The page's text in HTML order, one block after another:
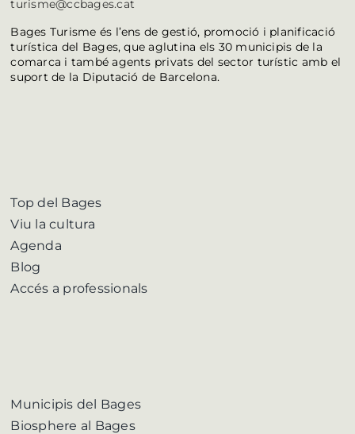
turisme@ccbages.cat
Bages Turisme és l’ens de gestió, promoció i planificació
turística del Bages, que aglutina els 30 municipis de la
comarca i també agents privats del sector turístic amb el
suport de la Diputació de Barcelona.
Top del Bages
Viu la cultura
Agenda
Blog
Accés a professionals
Municipis del Bages
Biosphere al Bages